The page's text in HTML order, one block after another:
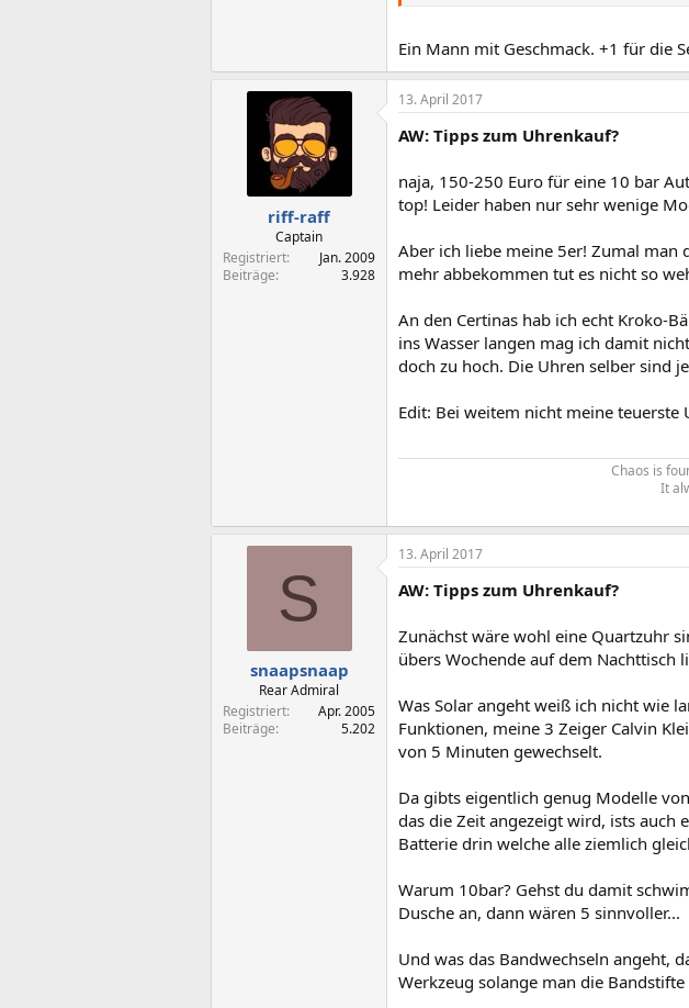
Sachen 2 SEIKO 5. Danebst noch ne
Mir gefällt an Certina das relativ moderne
Ein Mann mit Geschmack. +1 für die
riff-raff
Captain
Registriert
Jan. 2009
Beiträge
3.928
13. April 2017
AW: Tipps zum Uhrenkauf?
naja, 150-250 Euro für eine 10 bar
top! Leider haben nur sehr wenige
Aber ich liebe meine 5er! Zumal man
mehr abbekommen tut es nicht so
An den Certinas hab ich echt Kroko-
ins Wasser langen mag ich damit
doch zu hoch. Die Uhren selber sind
Edit: Bei weitem nicht meine teuerste
Chaos is
It
S
snaapsnaap
Rear Admiral
Registriert
Apr. 2005
Beiträge
5.202
13. April 2017
AW: Tipps zum Uhrenkauf?
Zunächst wäre wohl eine Quartzuhr
übers Wochende auf dem Nachttisch
Was Solar angeht weiß ich nicht wie
Funktionen, meine 3 Zeiger Calvin
von 5 Minuten gewechselt.
Da gibts eigentlich genug Modelle
das die Zeit angezeigt wird, ists auch
Batterie drin welche alle ziemlich
Warum 10bar? Gehst du damit
Dusche an, dann wären 5 sinnvoller...
Und was das Bandwechseln angeht,
Werkzeug solange man die